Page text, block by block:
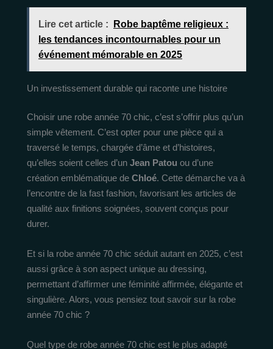
Lire cet article :
Robe baptême religieux :
les tendances incontournables pour un
événement mémorable en 2025
Un investissement durable qui raconte une histoire
Choisir une robe année 70 chic, c’est s’offrir plus qu’un
simple vêtement. C’est opter pour une pièce qui a
traversé le temps, chargée d’âme et d’histoires,
qu’elles soient celles d’un Jean Patou ou d’une
création emblématique de Chloé. Cette démarche va à
l’encontre de la fast fashion, favorisant les articles de
qualité aux finitions soignées, souvent conçus pour
durer.
Et si la robe année 70 chic séduit autant en 2025, c’est
aussi grâce à son aspect unique au dressing,
permettant d’affirmer une féminité affirmée, élégante et
singulière. Alors, vous pensiez tout savoir sur la robe
année 70 chic ?
Quel type de robe année 70 chic est le plus adapté